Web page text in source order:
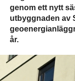
genom ett nytt
utbyggnaden av
år.